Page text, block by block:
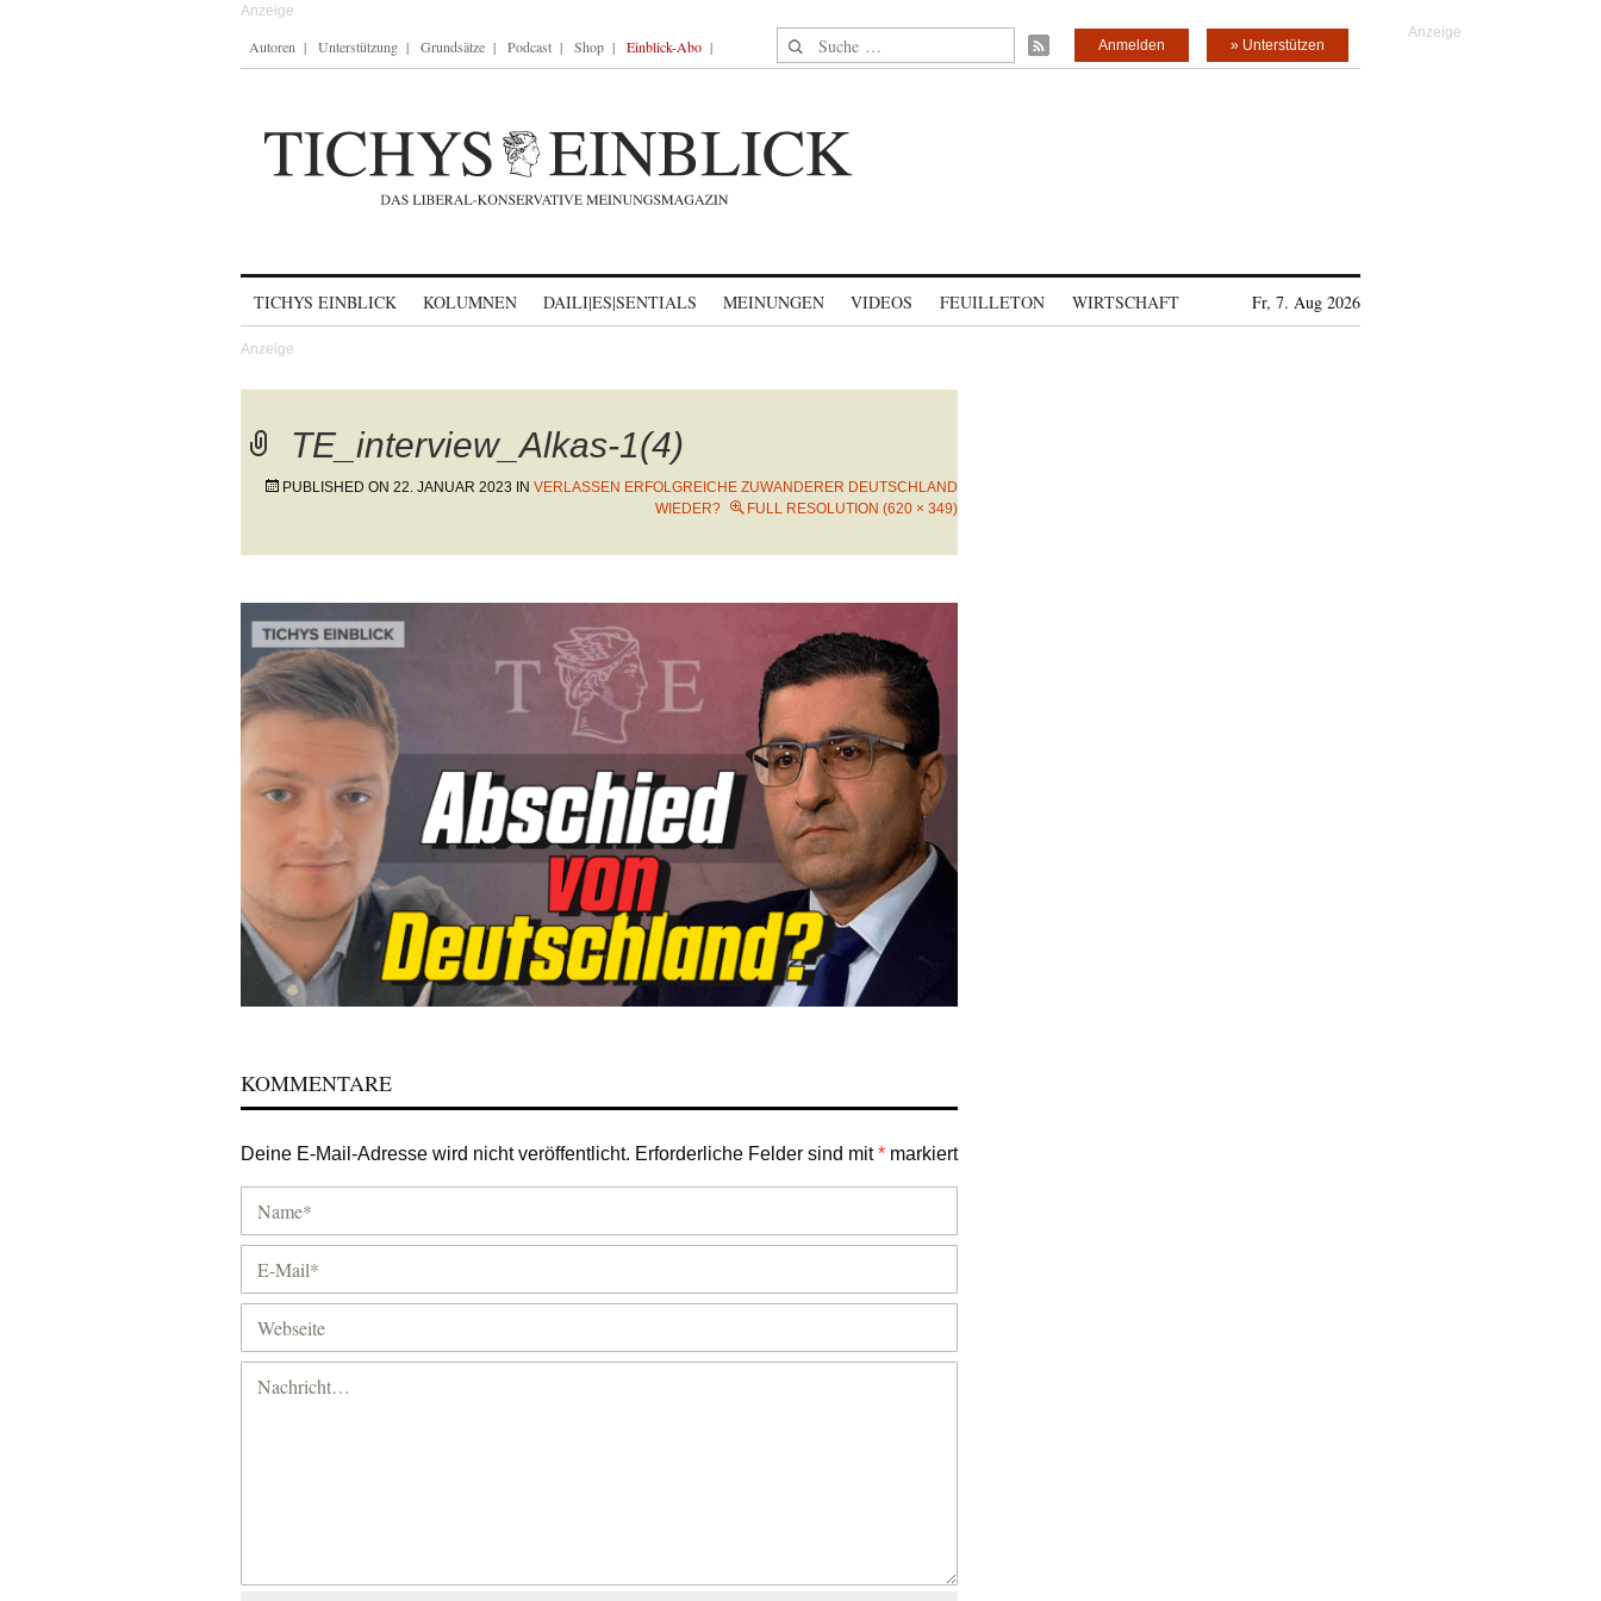
Autoren Unterstützung Grundsätze Podcast Shop Einblick-Abo Suche nach: » Unterstützen
Anmelden
TICHYS EINBLICK KOLUMNEN DAILI|ES|SENTIALS MEINUNGEN VIDEOS FEUILLETON WIRTSCHAFT Fr, 7. Aug 2026
TE_interview_Alkas-1(4)
PUBLISHED ON 22. JANUAR 2023 IN VERLASSEN ERFOLGREICHE ZUWANDERER DEUTSCHLAND
WIEDER?
FULL RESOLUTION (620 × 349)
KOMMENTARE
Deine E-Mail-Adresse wird nicht veröffentlicht. Erforderliche Felder sind mit* markiert